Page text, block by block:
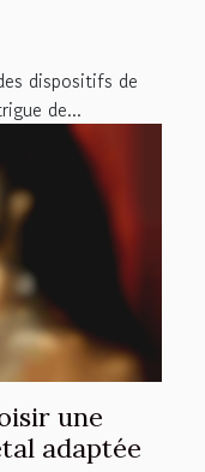
dispositifs de
de...
une
adaptée